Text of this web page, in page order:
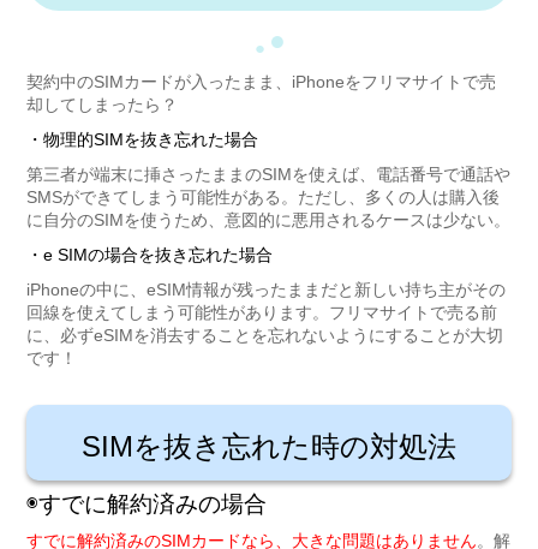
● ●
契約中のSIMカードが入ったまま、iPhoneをフリマサイトで売
却してしまったら？
・物理的SIMを抜き忘れた場合
第三者が端末に挿さったままのSIMを使えば、電話番号で通話や
SMSができてしまう可能性がある。ただし、多くの人は購入後
に自分のSIMを使うため、意図的に悪用されるケースは少ない。
・e SIMの場合を抜き忘れた場合
iPhoneの中に、eSIM情報が残ったままだと新しい持ち主がその
回線を使えてしまう可能性があります。フリマサイトで売る前
に、必ずeSIMを消去することを忘れないようにすることが大切
です！
SIMを抜き忘れた時の対処法
◉すでに解約済みの場合
すでに解約済みのSIMカードなら、大きな問題はありません。解